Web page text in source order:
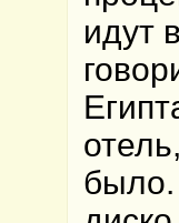
идут
было.